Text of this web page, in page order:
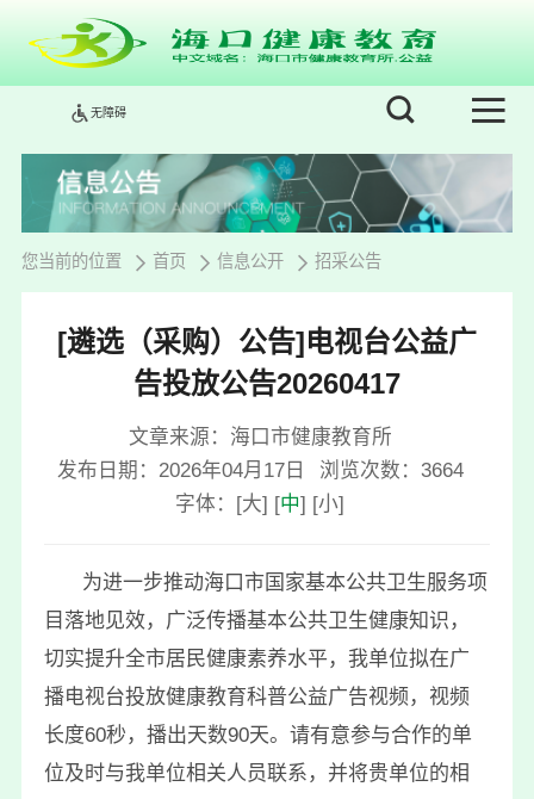
无障碍
您当前的位置 首页 信息公开 招采公告
[遴选（采购）公告]电视台公益广
告投放公告20260417
文章来源：海口市健康教育所
发布日期：2026年04月17日
浏览次数： 3664
字体： [大] [中] [小]
为进一步推动海口市国家基本公共卫生服务项
目落地见效，广泛传播基本公共卫生健康知识，
切实提升全市居民健康素养水平，我单位拟在广
播电视台投放健康教育科普公益广告视频，视频
长度60秒，播出天数90天。请有意参与合作的单
位及时与我单位相关人员联系，并将贵单位的相